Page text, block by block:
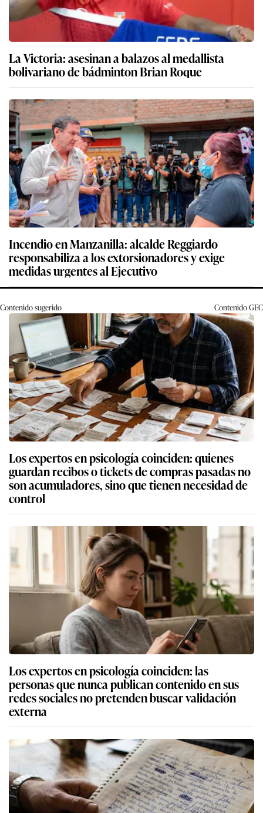
La Victoria: asesinan a balazos al medallista
bolivariano de bádminton Brian Roque
Incendio en Manzanilla: alcalde Reggiardo
responsabiliza a los extorsionadores y exige
medidas urgentes al Ejecutivo
Contenido sugerido ContenidoGEC
Los expertos en psicología coinciden: quienes
guardan recibos o tickets de compras pasadas no
son acumuladores, sino que tienen necesidad de
control
Los expertos en psicología coinciden: las
personas que nunca publican contenido en sus
redes sociales no pretenden buscar validación
externa